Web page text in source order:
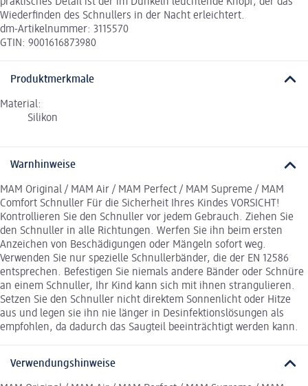
praktisches Detail ist der im Dunkeln leuchtende Knopf, der das
Wiederfinden des Schnullers in der Nacht erleichtert.
dm-Artikelnummer: 3115570
GTIN: 9001616873980
Produktmerkmale
Material:
Silikon
Warnhinweise
MAM Original / MAM Air / MAM Perfect / MAM Supreme / MAM
Comfort Schnuller Für die Sicherheit Ihres Kindes VORSICHT!
Kontrollieren Sie den Schnuller vor jedem Gebrauch. Ziehen Sie
den Schnuller in alle Richtungen. Werfen Sie ihn beim ersten
Anzeichen von Beschädigungen oder Mängeln sofort weg.
Verwenden Sie nur spezielle Schnullerbänder, die der EN 12586
entsprechen. Befestigen Sie niemals andere Bänder oder Schnüre
an einem Schnuller, Ihr Kind kann sich mit ihnen strangulieren.
Setzen Sie den Schnuller nicht direktem Sonnenlicht oder Hitze
aus und legen sie ihn nie länger in Desinfektionslösungen als
empfohlen, da dadurch das Saugteil beeinträchtigt werden kann.
Verwendungshinweise